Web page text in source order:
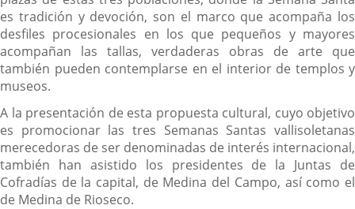
es tradición y devoción, son el marco que acompaña los
desfiles procesionales en los que pequeños y mayores
acompañan las tallas, verdaderas obras de arte que
también pueden contemplarse en el interior de templos y
museos.
A la presentación de esta propuesta cultural, cuyo objetivo
es promocionar las tres Semanas Santas vallisoletanas
merecedoras de ser denominadas de interés internacional,
también han asistido los presidentes de la Juntas de
Cofradías de la capital, de Medina del Campo, así como el
de Medina de Rioseco.